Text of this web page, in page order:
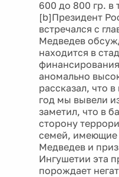
600 до 800 гр. в
[b]Президент
встречался с
Медведев
находится в
аномально
рассказал, что
год мы вывели
заметил, что в
сторону
семей, имеющие
Медведев и
Ингушетии эта
порождает